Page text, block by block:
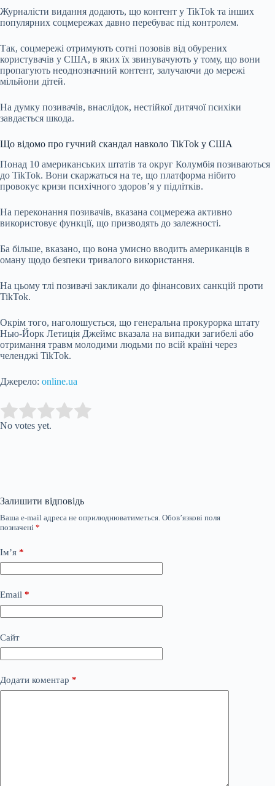
Журналісти видання додають, що контент у TikTok та інших
популярних соцмережах давно перебуває під контролем.
Так, соцмережі отримують сотні позовів від обурених
користувачів у США, в яких їх звинувачують у тому, що вони
пропагують неоднозначний контент, залучаючи до мережі
мільйони дітей.
На думку позивачів, внаслідок, нестійкої дитячої психіки
завдається шкода.
Що відомо про гучний скандал навколо TikTok у США
Понад 10 американських штатів та округ Колумбія позиваються
до TikTok. Вони скаржаться на те, що платформа нібито
провокує кризи психічного здоров’я у підлітків.
На переконання позивачів, вказана соцмережа активно
використовує функції, що призводять до залежності.
Ба більше, вказано, що вона умисно вводить американців в
оману щодо безпеки тривалого використання.
На цьому тлі позивачі закликали до фінансових санкцій проти
TikTok.
Окрім того, наголошується, що генеральна прокурорка штату
Нью-Йорк Летиція Джеймс вказала на випадки загибелі або
отримання травм молодими людьми по всій країні через
челенджі TikTok.
Джерело: online.ua
Rate thisitem:
No votes yet.
Залишити відповідь
Ваша e-mail адреса не оприлюднюватиметься. Обов’язкові поля
позначені *
Ім’я *
Email *
Сайт
Додати коментар *